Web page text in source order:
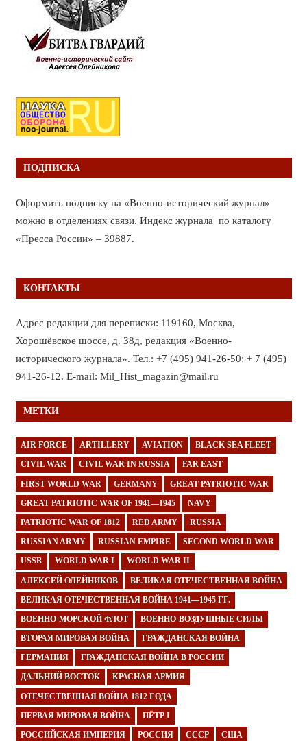
ПОДПИСКА
Оформить подписку на «Военно-исторический журнал»
можно в отделениях связи. Индекс журнала по каталогу
«Пресса России» – 39887.
КОНТАКТЫ
Адрес редакции для переписки: 119160, Москва,
Хорошёвское шоссе, д. 38д, редакция «Военно-
исторического журнала». Тел.: +7 (495) 941-26-50; + 7 (495)
941-26-12. E-mail: Mil_Hist_magazin@mail.ru
МЕТКИ
AIR FORCE ARTILLERY AVIATION BLACK SEA FLEET
CIVIL WAR CIVIL WAR IN RUSSIA FAR EAST
FIRST WORLD WAR GERMANY GREAT PATRIOTIC WAR
GREAT PATRIOTIC WAR OF 1941—1945 NAVY
PATRIOTIC WAR OF 1812 RED ARMY RUSSIA
RUSSIAN ARMY RUSSIAN EMPIRE SECOND WORLD WAR
USSR WORLD WAR I WORLD WAR II
АЛЕКСЕЙ ОЛЕЙНИКОВ ВЕЛИКАЯ ОТЕЧЕСТВЕННАЯ ВОЙНА
ВЕЛИКАЯ ОТЕЧЕСТВЕННАЯ ВОЙНА 1941—1945 ГГ.
ВОЕННО-МОРСКОЙ ФЛОТ ВОЕННО-ВОЗДУШНЫЕ СИЛЫ
ВТОРАЯ МИРОВАЯ ВОЙНА ГРАЖДАНСКАЯ ВОЙНА
ГЕРМАНИЯ ГРАЖДАНСКАЯ ВОЙНА В РОССИИ
ДАЛЬНИЙ ВОСТОК КРАСНАЯ АРМИЯ
ОТЕЧЕСТВЕННАЯ ВОЙНА 1812 ГОДА
ПЕРВАЯ МИРОВАЯ ВОЙНА ПЁТР I
РОССИЙСКАЯ ИМПЕРИЯ РОССИЯ СССР США